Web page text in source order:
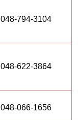
048-794-3104
048-622-3864
048-066-1656